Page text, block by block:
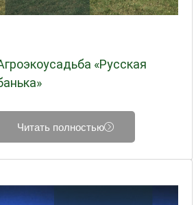
«Русская
Читать полностью